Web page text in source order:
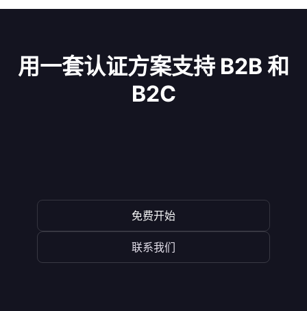
用一套认证方案支持 B2B 和
B2C
免费开始
联系我们